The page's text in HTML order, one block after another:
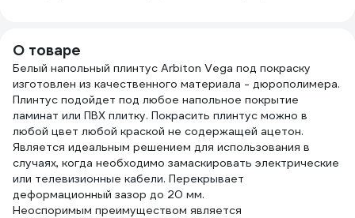
290 мл 73891
О товаре
Белый напольный плинтус Arbiton Vega под покраску
изготовлен из качественного материала - дюрополимера.
Плинтус подойдет под любое напольное покрытие
ламинат или ПВХ плитку. Покрасить плинтус можно в
любой цвет любой краской не содержащей ацетон.
Является идеальным решением для использования в
случаях, когда необходимо замаскировать электрические
или телевизионные кабели. Перекрывает
деформационный зазор до 20 мм.
Неоспоримым преимуществом является